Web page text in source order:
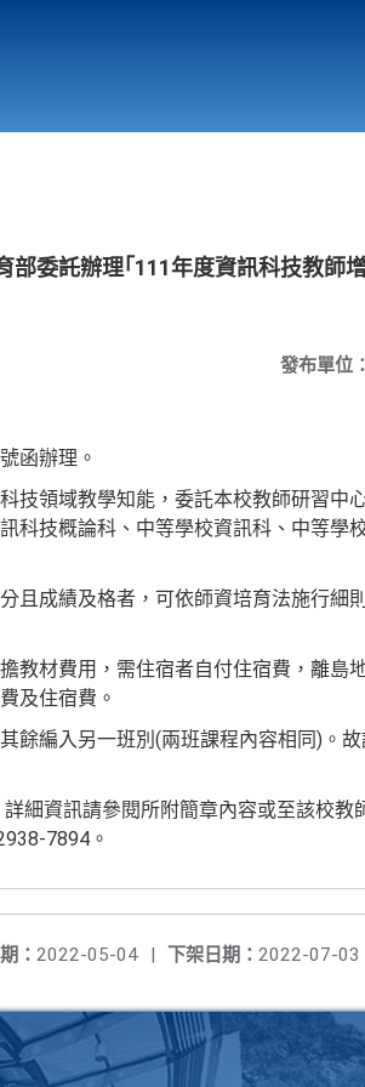
委託辦理｢111年度資訊科技教師
發布單位：
函辦理。
技領域教學知能，委託本校教師研習中
科技概論科、中等學校資訊科、中等學
且成績及格者，可依師資培育法施行細
教材費用，需住宿者自付住宿費，離島
及住宿費。
餘編入另一班別(兩班課程內容相同)。
細資訊請參閱所附簡章內容或至該校教
7894。
下架日期： 2022-07-03
： 2022-05-04 |